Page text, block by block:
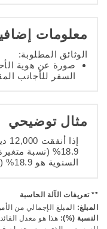
معلومات
الوثائق المطلوبة:
صورة عن هوية
السفر للأجانب
مثال توضيحي
18.9% (نسبة
السنوية هو 18.9% (نسبة متغيرة)
** تعريفات الآلة الحاسبة
المبلغ: المبلغ الإجمالي من
النسبة (%): هذا هو معدل